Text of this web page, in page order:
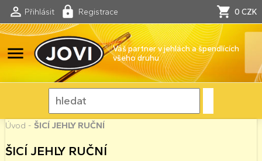
Přihlásit Registrace 0 CZK
menu
Váš partner v jehlách a špendlících
všeho druhu
Úvod - ŠICÍ JEHLY RUČNÍ
ŠICÍ JEHLY RUČNÍ